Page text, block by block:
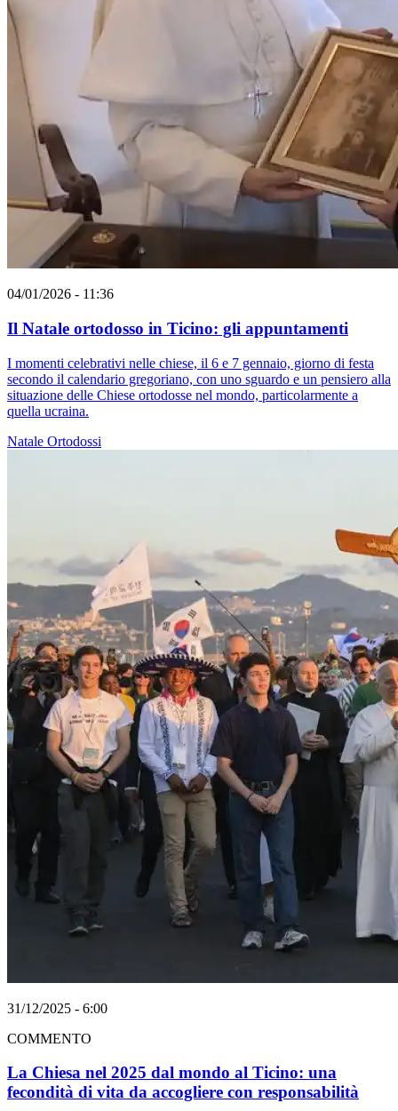
04/01/2026 - 11:36
Il Natale ortodosso in Ticino: gli appuntamenti
I momenti celebrativi nelle chiese, il 6 e 7 gennaio, giorno di festa
secondo il calendario gregoriano, con uno sguardo e un pensiero alla
situazione delle Chiese ortodosse nel mondo, particolarmente a
quella ucraina.
Natale Ortodossi
31/12/2025 - 6:00
COMMENTO
La Chiesa nel 2025 dal mondo al Ticino: una
fecondità di vita da accogliere con responsabilità